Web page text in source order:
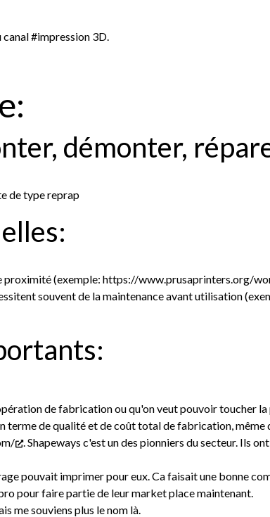
#impression 3D.
démonter,
de type reprap
proximité (exemple: https://www.prusaprinters.org/
souvent de la maintenance avant utilisation
de fabrication ou qu'on veut pouvoir toucher
de qualité et de coût total de fabrication, même
. Shapeways c'est un des pionniers du secteur. Ils
pouvait imprimer pour eux. Ca faisait une bonne
pour faire partie de leur market place maintenant.
me souviens plus le nom là.